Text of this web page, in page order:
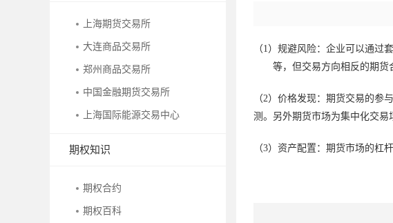
上海期货交易所
大连商品交易所
郑州商品交易所
中国金融期货交易所
上海国际能源交易中心
期权知识
期权合约
期权百科
（1）规避风险：企业可以通过
等，但交易方向相反的期货
（2）价格发现：期货交易的参
测。另外期货市场为集中化交易
（3）资产配置：期货市场的杠